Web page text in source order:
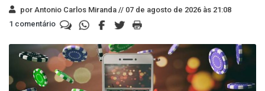
por Antonio Carlos Miranda // 07 de agosto de 2026 às 21:08
1 comentário